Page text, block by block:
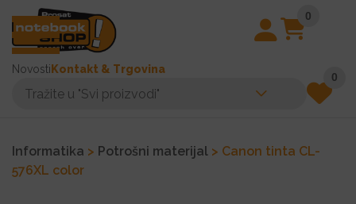
0
Novosti Kontakt & Trgovina
0
Informatika > Potrošni materijal > Canon tinta CL-
576XL color